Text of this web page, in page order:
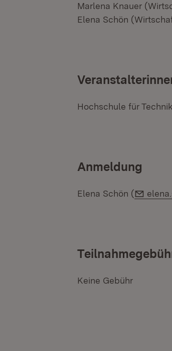
Marlena Knauer
Elena Schön
Hochschule für
Anmeldung
Elena Schön ( E-
Keine Gebühr